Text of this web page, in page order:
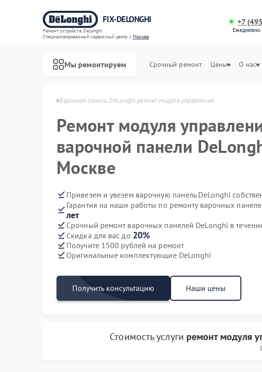
FIX-DELONGHI
Ремонт устройств DeLonghi
Специализированный cервисный центр г.Москва
+7
Мы ремонтируем Срочный ремонт Цены О нас
Варочная панель DeLonghi ремонт модуля управления
Ремонт модуля
варочной панели
Москве
Привезем и увезем варочную панель DeLonghi
Гарантия на наши работы по ремонту варочных
лет
Срочный ремонт варочных панелей DeLonghi в
Скидка для вас до 20%
Получите 1500 рублей на ремонт
Оригинальные комплектующие DeLonghi
Получить консультацию Наши цены
Стоимость услуги ремонт модуля